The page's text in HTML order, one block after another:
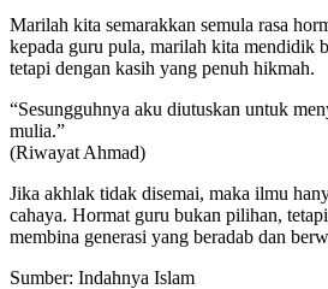
Marilah kita semarakkan semula rasa
kepada guru pula, marilah kita mendidik
tetapi dengan kasih yang penuh hikmah.
“Sesungguhnya aku diutuskan untuk
mulia.”
(Riwayat Ahmad)
Jika akhlak tidak disemai, maka ilmu
cahaya. Hormat guru bukan pilihan,
membina generasi yang beradab dan
Sumber: Indahnya Islam